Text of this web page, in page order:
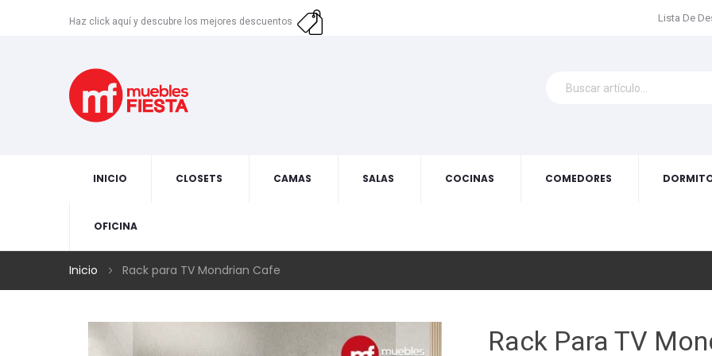
Haz click aquí y descubre los mejores descuentos Lista De
INICIO CLOSETS CAMAS SALAS COCINAS COMEDORES
OFICINA
Inicio Rack para TV Mondrian Cafe
Rack Para TV